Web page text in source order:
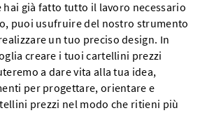
hai già fatto tutto il lavoro necessario
puoi usufruire del nostro strumento
un tuo preciso design. In
creare i tuoi cartellini prezzi
a dare vita alla tua idea,
per progettare, orientare e
prezzi nel modo che ritieni più